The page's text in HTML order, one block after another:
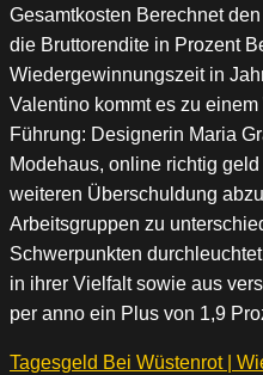
Gesamtkosten Berechnet
die Bruttorendite in Prozent
Wiedergewinnungszeit in
Valentino kommt es zu
Führung: Designerin Maria
Modehaus, online richtig
weiteren Überschuldung
Arbeitsgruppen zu
Schwerpunkten
in ihrer Vielfalt sowie aus
per anno ein Plus von 1,9
Tagesgeld Bei Wüstenrot |